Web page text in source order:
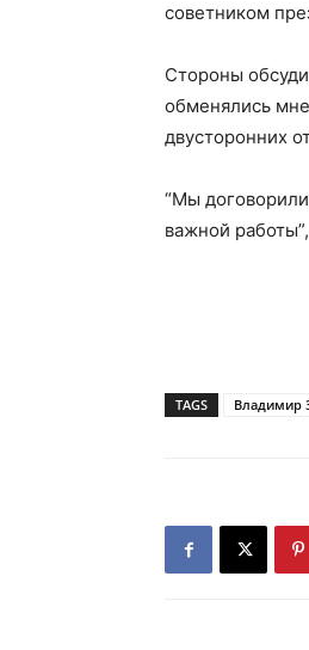
советником
Стороны
обменялись
двусторонних
“Мы
важной
TAGS Владимир